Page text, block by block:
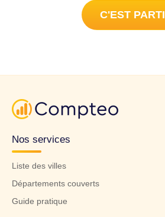
C'EST PARTI
Nos services
Liste des villes
Départements couverts
Guide pratique